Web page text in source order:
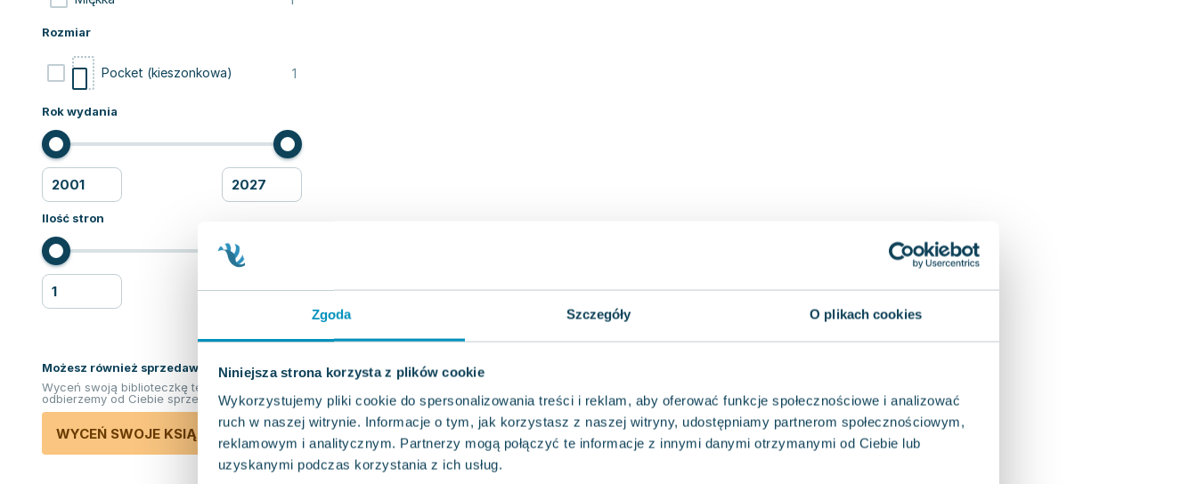
Zgoda Szczegóły O plikach cookies
Niniejsza strona korzysta z plików cookie
Wykorzystujemy pliki cookie do spersonalizowania treści i reklam, aby oferować funkcje społecznościowe i analizować
ruch w naszej witrynie. Informacje o tym, jak korzystasz z naszej witryny, udostępniamy partnerom społecznościowym,
reklamowym i analitycznym. Partnerzy mogą połączyć te informacje z innymi danymi otrzymanymi od Ciebie lub
uzyskanymi podczas korzystania z ich usług.
Rozmiar
Pocket (kieszonkowa) 1
Rok wydania
Ilość stron
Możesz również sprzedawać ksiązki!
Wyceń swoją biblioteczkę teraz. Odkupimy i
odbierzemy od Ciebie sprzedane książki.
WYCEŃ SWOJE KSIĄŻKI